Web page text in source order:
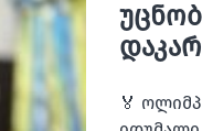
🏅